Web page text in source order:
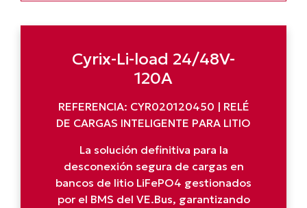
Cyrix-Li-load 24/48V-
120A
REFERENCIA: CYR020120450 | RELÉ
DE CARGAS INTELIGENTE PARA LITIO
La solución definitiva para la
desconexión segura de cargas en
bancos de litio LiFePO4 gestionados
por el BMS del VE.Bus, garantizando